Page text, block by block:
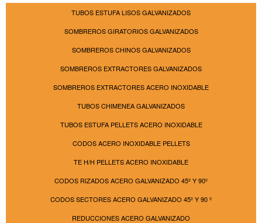
TUBOS ESTUFA LISOS GALVANIZADOS
SOMBREROS GIRATORIOS GALVANIZADOS
SOMBREROS CHINOS GALVANIZADOS
SOMBREROS EXTRACTORES GALVANIZADOS
SOMBREROS EXTRACTORES ACERO INOXIDABLE
TUBOS CHIMENEA GALVANIZADOS
TUBOS ESTUFA PELLETS ACERO INOXIDABLE
CODOS ACERO INOXIDABLE PELLETS
TE H/H PELLETS ACERO INOXIDABLE
CODOS RIZADOS ACERO GALVANIZADO 45º Y 90º
CODOS SECTORES ACERO GALVANIZADO 45º Y 90 º
REDUCCIONES ACERO GALVANIZADO